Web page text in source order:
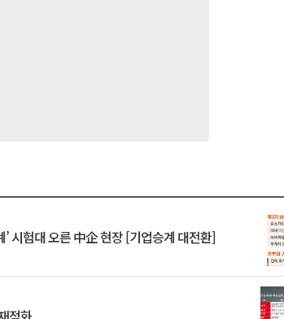
시험대 오른 中企 현장 [기업승계 대전환]